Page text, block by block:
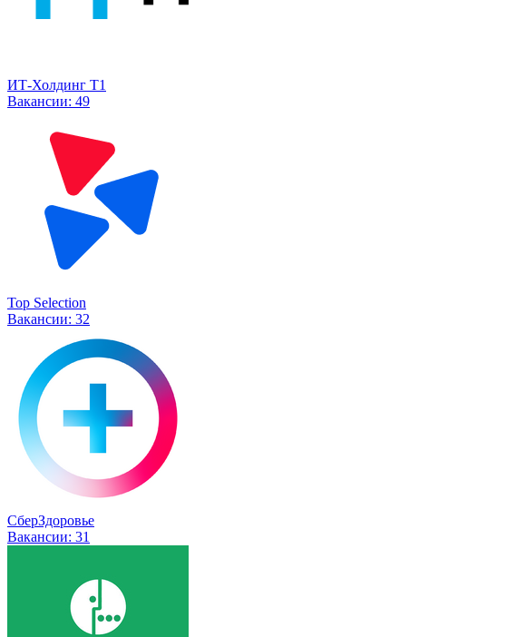
ИТ-Холдинг Т1
Вакансии: 49
Top Selection
Вакансии: 32
СберЗдоровье
Вакансии: 31